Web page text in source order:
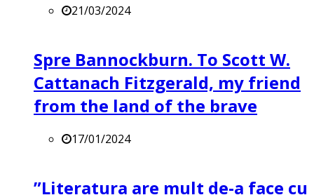
21/03/2024
Spre Bannockburn. To Scott W.
Cattanach Fitzgerald, my friend
from the land of the brave
17/01/2024
”Literatura are mult de-a face cu